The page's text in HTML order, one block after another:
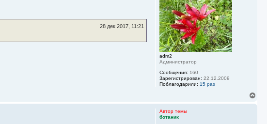
adm2
Администратор
Сообщения: 160
Зарегистрирован: 22.12.2009
Поблагодарили: 15 раз
28 дек 2017, 11:21
Автор темы
ботаник